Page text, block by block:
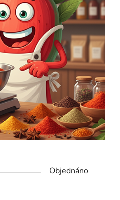
Objednáno